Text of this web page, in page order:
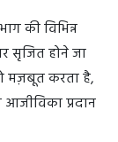
की विभिन्न
सृजित होने जा
मज़बूत करता है,
प्रदान